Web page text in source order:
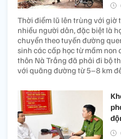
Thời điểm lũ lên trùng với giờ
nhiều người dân, đặc biệt là
chuyển theo tuyến đường
sinh các cấp học từ mầm non
thôn Nà Trắng đã phải đi bộ
với quãng đường từ 5–8 km